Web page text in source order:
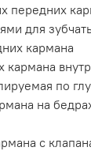
передних
для
кармана
кармана
по
на
с